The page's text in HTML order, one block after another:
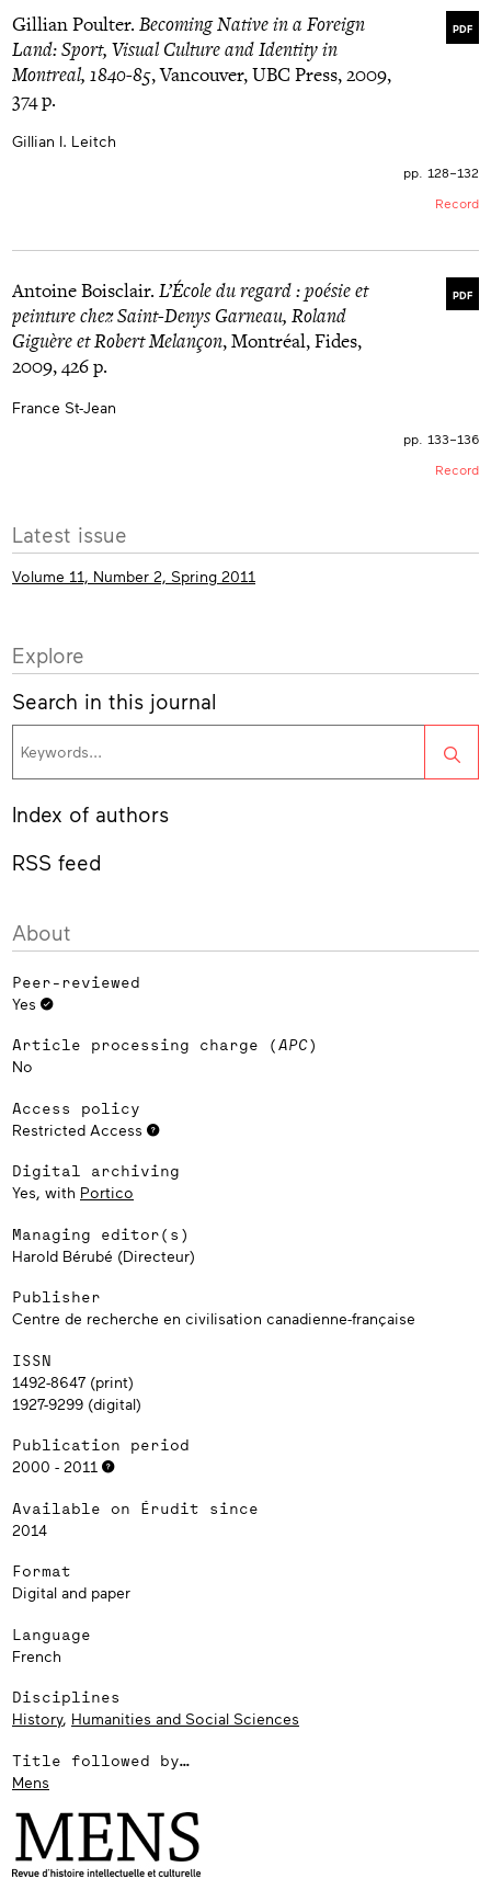
PDF
Gillian Poulter. Becoming Native in a Foreign
Land: Sport, Visual Culture and Identity in
Montreal, 1840-85, Vancouver, UBC Press, 2009,
374 p.
Gillian I. Leitch
pp. 128–132
Record
PDF
Antoine Boisclair. L’École du regard : poésie et
peinture chez Saint-Denys Garneau, Roland
Giguère et Robert Melançon, Montréal, Fides,
2009, 426 p.
France St-Jean
pp. 133–136
Record
More
info
Latest issue
Volume 11, Number 2, Spring 2011
Explore
Search in this journal
Index of authors
RSS feed
About
Peer-reviewed
Yes
Article processing charge (APC)
No
Access policy
Restricted Access
Digital archiving
Yes, with Portico
Managing editor(s)
Harold Bérubé (Directeur)
Publisher
Centre de recherche en civilisation canadienne-française
ISSN
1492-8647 (print)
1927-9299 (digital)
Publication period
2000 - 2011
Available on Érudit since
2014
Format
Digital and paper
Language
French
Disciplines
History, Humanities and Social Sciences
Title followed by…
Mens